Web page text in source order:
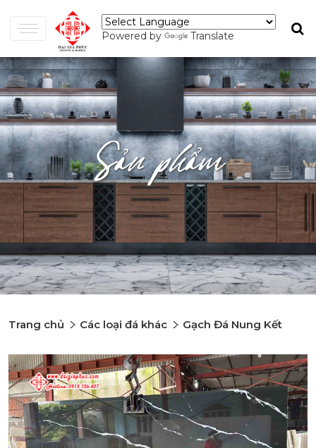
Powered by Translate
Sản phẩm
Trang chủ Các loại đá khác Gạch Đá Nung Kết